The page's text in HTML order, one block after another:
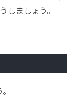
しましょう。